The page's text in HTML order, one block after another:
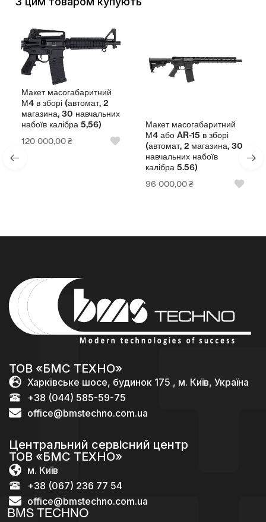
Макет масогабаритний
М4 в зборі (автомат, 2
магазина, 30 навчальних
набоїв калібра 5,56)
120 000,00₴
Макет масогабаритний
М4 або AR-15 в зборі
(автомат, 2 магазина, 30
навчальних набоїв
калібра 5.56)
96 000,00₴
BMS TECHNO
ТОВ «БМС ТЕХНО»
Харківське шосе, будинок 175 , м. Київ, Україна
+38 (044) 585-59-75
office@bmstechno.com.ua
Центральний сервісний центр
ТОВ «БМС ТЕХНО»
м. Київ
+38 (067) 236 77 54
office@bmstechno.com.ua